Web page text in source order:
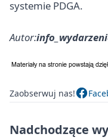
systemie PDGA.
Autor:
Zaobserwuj nas!
Nadchodzące